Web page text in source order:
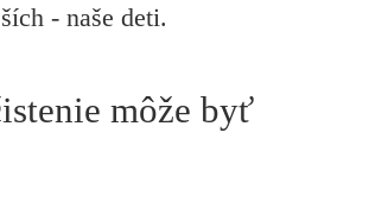
- naše deti.
môže byť